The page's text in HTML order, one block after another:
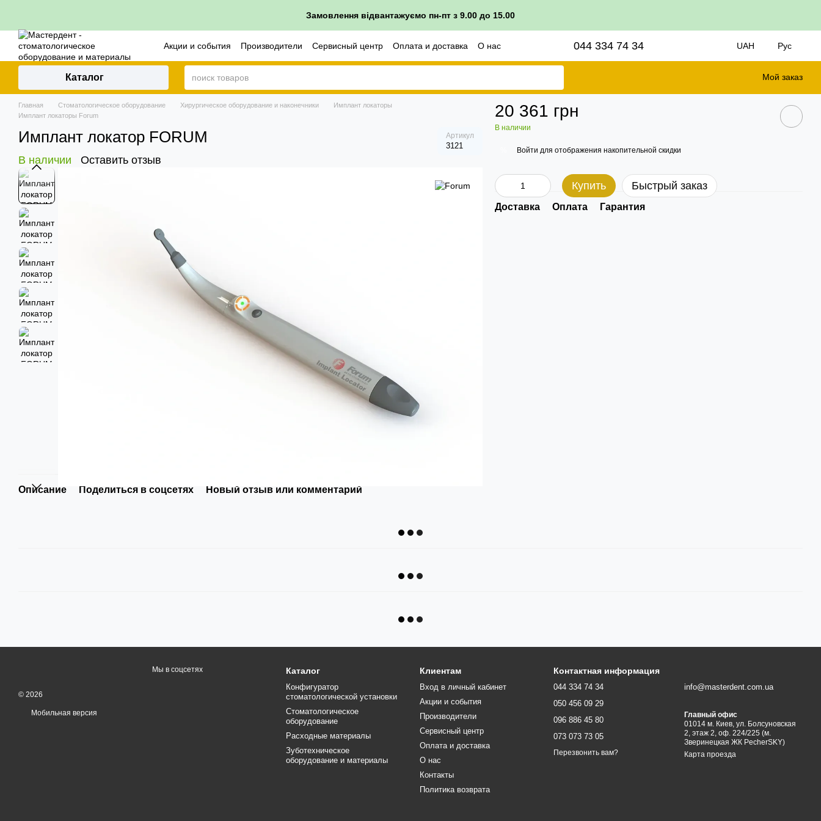
Замовлення відвантажуємо пн-пт з 9.00 до 15.00
Акции и события Производители Сервисный центр Оплата и доставка
О нас
044 334 74 34 UAH Рус
Каталог Мой заказ
Главная Стоматологическое оборудование Хирургическое оборудование и наконечники
Имплант локаторы
Имплант локаторы Forum
Имплант локатор FORUM Артикул
3121
В наличии Оставить отзыв
Описание Поделиться в соцсетях Новый отзыв или комментарий
20 361 грн
В наличии
Войти для отображения накопительной скидки
Купить Быстрый заказ
Доставка Оплата Гарантия
© 2026
Мобильная версия
Мы в соцсетях Каталог
Конфигуратор
стоматологической установки
Стоматологическое
оборудование
Расходные материалы
Зуботехническое
оборудование и материалы
Клиентам
Вход в личный кабинет
Акции и события
Производители
Сервисный центр
Оплата и доставка
О нас
Контакты
Политика возврата
Контактная информация
044 334 74 34
050 456 09 29
096 886 45 80
073 073 73 05
Перезвонить вам?
info@masterdent.com.ua
Главный офис
01014 м. Киев, ул. Болсуновская
2, этаж 2, оф. 224/225 (м.
Зверинецкая ЖК PecherSKY)
Карта проезда